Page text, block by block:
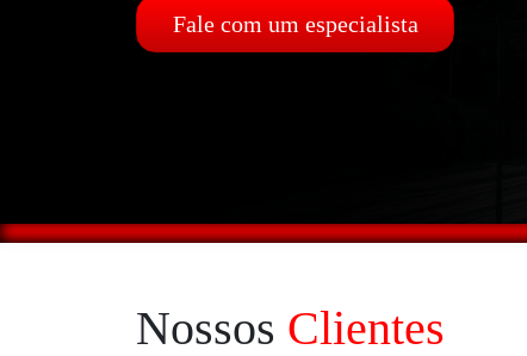
Fale com um especialista
Nossos Clientes